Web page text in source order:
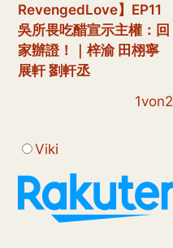
RevengedLove】EP11
吳所畏吃醋宣示主權：回
家辦證！｜梓渝 田栩寧
展軒 劉軒丞
1von2
Viki